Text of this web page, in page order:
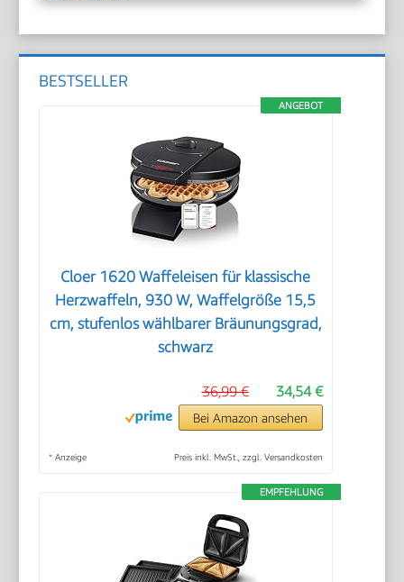
BESTSELLER
ANGEBOT
Cloer 1620 Waffeleisen für klassische
Herzwaffeln, 930 W, Waffelgröße 15,5
cm, stufenlos wählbarer Bräunungsgrad,
schwarz
34,54 €
36,99 €
Bei Amazon ansehen
* Anzeige Preis inkl. MwSt., zzgl. Versandkosten
EMPFEHLUNG